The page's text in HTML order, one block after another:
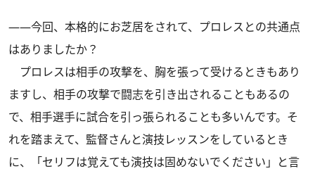
――今回、本格的にお芝居をされて、プロレスとの共通点
はありましたか？
プロレスは相手の攻撃を、胸を張って受けるときもあり
ますし、相手の攻撃で闘志を引き出されることもあるの
で、相手選手に試合を引っ張られることも多いんです。そ
れを踏まえて、監督さんと演技レッスンをしているとき
に、「セリフは覚えても演技は固めないでください」と言